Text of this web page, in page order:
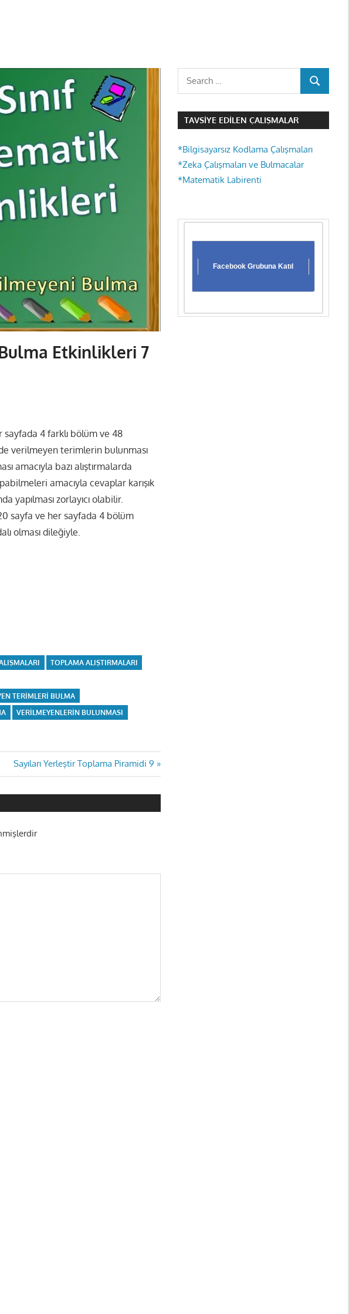
Etkinlikleri 7
4 farklı bölüm ve 48
verilmeyen terimlerin bulunması
amacıyla bazı alıştırmalarda
amacıyla cevaplar karışık
yapılması zorlayıcı olabilir.
sayfa ve her sayfada 4 bölüm
olması dileğiyle.
TOPLAMA ALIŞTIRMALARI
TERIMLERI BULMA
VERILMEYENLERIN BULUNMASI
Next
Post:
Sayıları Yerleştir Toplama Piramidi 9
Search
SEARCH
TAVSIYE EDILEN ÇALIŞMALAR
*Bilgisayarsız Kodlama Çalışmaları
*Zeka Çalışmaları ve Bulmacalar
*Matematik Labirenti
Facebook Grubuna Katıl